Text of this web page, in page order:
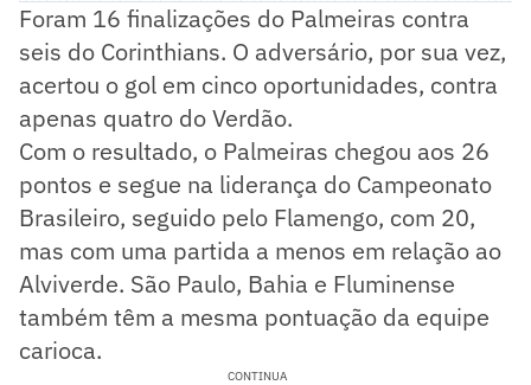
Foram 16 finalizações do Palmeiras contra
seis do Corinthians. O adversário, por sua vez,
acertou o gol em cinco oportunidades, contra
apenas quatro do Verdão.
Com o resultado, o Palmeiras chegou aos 26
pontos e segue na liderança do Campeonato
Brasileiro, seguido pelo Flamengo, com 20,
mas com uma partida a menos em relação ao
Alviverde. São Paulo, Bahia e Fluminense
também têm a mesma pontuação da equipe
carioca.
CONTINUA